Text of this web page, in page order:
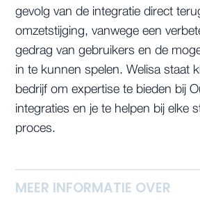
gevolg van de integratie direct
omzetstijging, vanwege een
gedrag van gebruikers en de
in te kunnen spelen. Welisa staat
bedrijf om expertise te bieden bij
integraties en je te helpen bij elke
proces.
MEER INFORMATIE OVER